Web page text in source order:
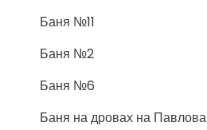
Баня №11
Баня №2
Баня №6
Баня на дровах на Павлова